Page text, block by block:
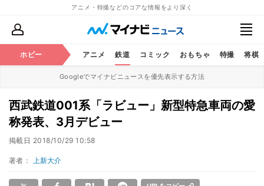
アニメ・特撮などのコアな情報をより深く
ホビー アニメ 鉄道 コミック おもちゃ 特撮 将棋
Googleでマイナビニュースを優先表示する方法
西武鉄道001系「ラビュー」新型特急車両の愛
称発表、3月デビュー
掲載日 2018/10/29 10:58
著者： 上新大介